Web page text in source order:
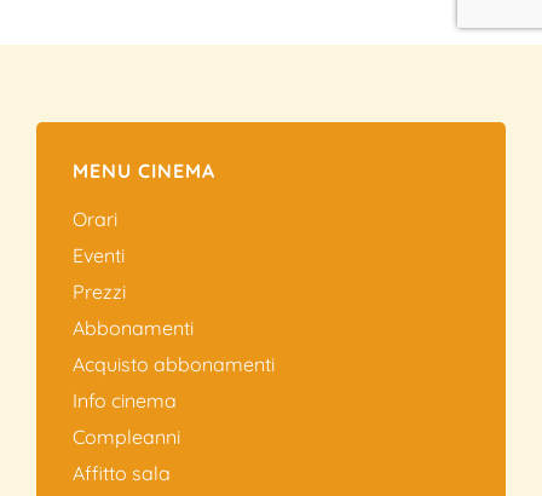
MENU CINEMA
Orari
Eventi
Prezzi
Abbonamenti
Acquisto abbonamenti
Info cinema
Compleanni
Affitto sala